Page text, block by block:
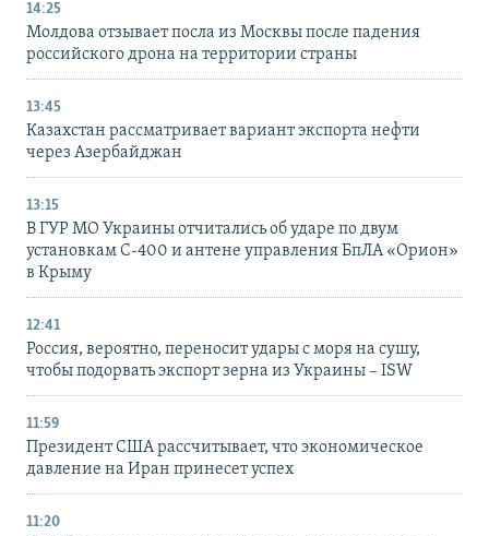
14:25
Молдова отзывает посла из Москвы после падения
российского дрона на территории страны
13:45
Казахстан рассматривает вариант экспорта нефти
через Азербайджан
13:15
В ГУР МО Украины отчитались об ударе по двум
установкам С-400 и антене управления БпЛА «Орион»
в Крыму
12:41
Россия, вероятно, переносит удары с моря на сушу,
чтобы подорвать экспорт зерна из Украины – ISW
11:59
Президент США рассчитывает, что экономическое
давление на Иран принесет успех
11:20